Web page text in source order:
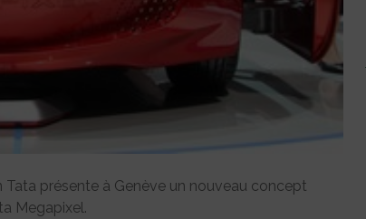
Tata présente à Genève un nouveau concept
Megapixel.